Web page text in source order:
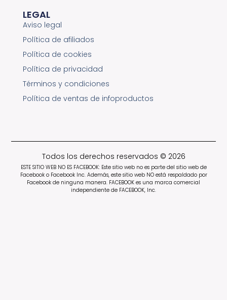
LEGAL
Aviso legal
Política de afiliados
Política de cookies
Política de privacidad
Términos y condiciones
Política de ventas de infoproductos
Todos los derechos reservados © 2026
ESTE SITIO WEB NO ES FACEBOOK: Este sitio web no es parte del sitio web de
Facebook o Facebook Inc. Además, este sitio web NO está respaldado por
Facebook de ninguna manera. FACEBOOK es una marca comercial
independiente de FACEBOOK, Inc.